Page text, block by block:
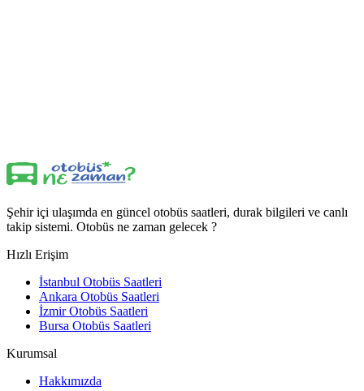
Şehir içi ulaşımda en güncel otobüs saatleri, durak bilgileri ve canlı
takip sistemi. Otobüs ne zaman gelecek ?
Hızlı Erişim
İstanbul Otobüs Saatleri
Ankara Otobüs Saatleri
İzmir Otobüs Saatleri
Bursa Otobüs Saatleri
Kurumsal
Hakkımızda